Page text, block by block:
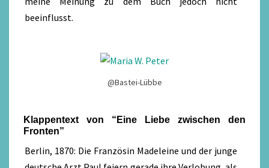
beeinflusst.
@Bastei-Lübbe
Klappentext von “Eine Liebe zwischen den
Fronten”
Berlin, 1870: Die Französin Madeleine und der junge